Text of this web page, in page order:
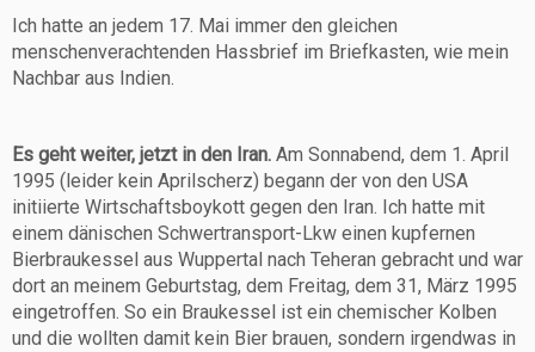
Ich hatte an jedem 17. Mai immer den gleichen
menschenverachtenden Hassbrief im Briefkasten, wie mein
Nachbar aus Indien.
Es geht weiter, jetzt in den Iran. Am Sonnabend, dem 1. April
1995 (leider kein Aprilscherz) begann der von den USA
initiierte Wirtschaftsboykott gegen den Iran. Ich hatte mit
einem dänischen Schwertransport-Lkw einen kupfernen
Bierbraukessel aus Wuppertal nach Teheran gebracht und war
dort an meinem Geburtstag, dem Freitag, dem 31, März 1995
eingetroffen. So ein Braukessel ist ein chemischer Kolben
und die wollten damit kein Bier brauen, sondern irgendwas in